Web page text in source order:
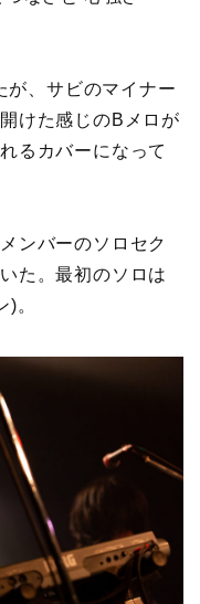
が、サビのマイナー
けた感じのBメロが
るカバーになって
ンバーのソロセク
た。最初のソロは
。